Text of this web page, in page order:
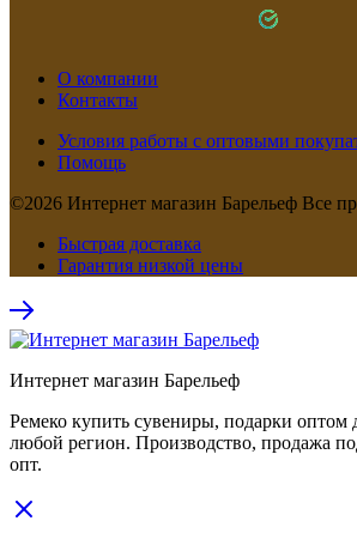
О компании
Контакты
Условия работы с оптовыми
Помощь
©2026 Интернет магазин Барельеф Все
Быстрая доставка
Гарантия низкой цены
Интернет магазин Барельеф
Ремеко купить сувениры, подарки оптом
любой регион. Производство, продажа
опт.